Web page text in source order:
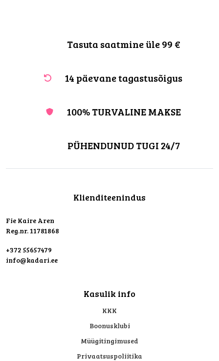
Tasuta saatmine üle 99 €
14 päevane tagastusõigus
100% TURVALINE MAKSE
PÜHENDUNUD TUGI 24/7
Klienditeenindus
Fie Kaire Aren
Reg.nr. 11781868
+372 55657479
info@kadari.ee
Kasulik info
KKK
Boonusklubi
Müügitingimused
Privaatsuspoliitika